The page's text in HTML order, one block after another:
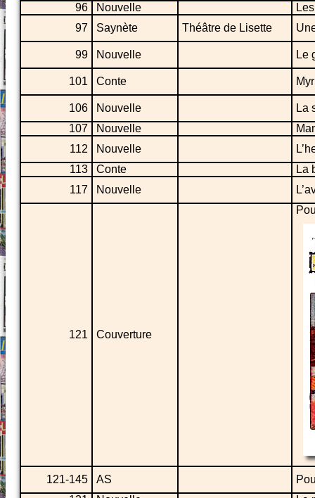
96
Nouvelle
97
Saynète Théâtre de Lisette
99 Nouvelle Le
101 Conte
106 Nouvelle
La
107
Nouvelle
112
Nouvelle
113
Conte
La
117
Nouvelle
121 Couverture
121-145 AS